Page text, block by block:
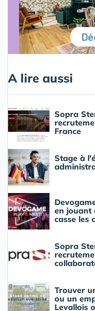
A lire aussi
Sopra
France
Stage à
en jouant
casse les
Sopra
Trouver
ou un
Levallois